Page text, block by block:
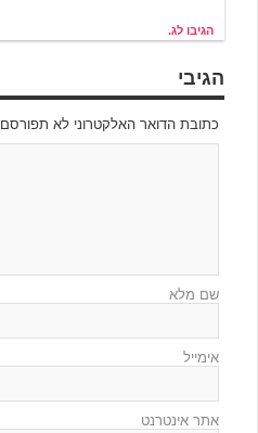
הגיבו לג.
הגיבי
כתובת הדואר האלקטרוני לא תפורסם Required fields are marked
שם מלא
אימייל
אתר אינטרנט